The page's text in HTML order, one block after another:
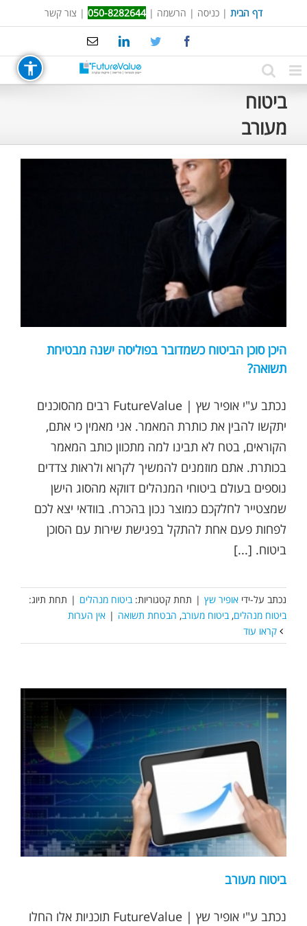
to
דף הבית | כניסה | הרשמה |
050-8282644
| צור קשר
Facebook
Twitter
LinkedIn
Email
ביטוח
מעורב
היכן סוכן הביטוח כשמדובר בפוליסה ישנה מבטיחת
תשואה?
נכתב ע"י אופיר שץ | FutureValue רבים מהסוכנים
יתקשו להבין את כותרת המאמר. אני מאמין כי אתם,
הקוראים, בטח לא תבינו למה מתכוון כותב המאמר
בכותרת. אתם מוזמנים להמשיך לקרוא ולראות צדדים
נוספים בעולם ביטוחי המנהלים דווקא מהסוג הישן
שמצטייר לחלקכם כמוצר נכון בהכרח. בוודאי יצא לכם
לפחות פעם אחת להתקל בפגישת שירות עם הסוכן
ביטוח. [...]
נכתב על-ידי אופיר שץ | תחת קטגוריות: ביטוח מנהלים | תחת תיוג:
ביטוח מנהלים, ביטוח מעורב, הבטחת תשואה | אין הערות
קראו עוד
ביטוח מעורב
נכתב ע"י אופיר שץ | FutureValue תוכניות אלו החלו